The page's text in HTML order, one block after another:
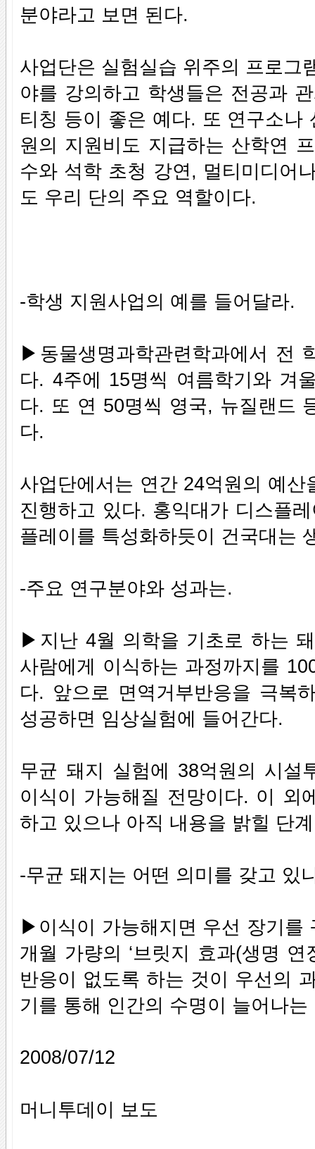
분야라고 보면 된다.
사업단은 실험실습 위주의 프로그
야를 강의하고 학생들은 전공과
티칭 등이 좋은 예다. 또 연구소나
원의 지원비도 지급하는 산학연
수와 석학 초청 강연, 멀티미디어
도 우리 단의 주요 역할이다.
-학생 지원사업의 예를 들어달라.
▶동물생명과학관련학과에서 전
다. 4주에 15명씩 여름학기와 겨
다. 또 연 50명씩 영국, 뉴질랜드
다.
사업단에서는 연간 24억원의 예
진행하고 있다. 홍익대가 디스플
플레이를 특성화하듯이 건국대는
-주요 연구분야와 성과는.
▶지난 4월 의학을 기초로 하는
사람에게 이식하는 과정까지를
다. 앞으로 면역거부반응을 극복
성공하면 임상실험에 들어간다.
무균 돼지 실험에 38억원의 시설
이식이 가능해질 전망이다. 이 외
하고 있으나 아직 내용을 밝힐 단
-무균 돼지는 어떤 의미를 갖고 있
▶이식이 가능해지면 우선 장기를
개월 가량의 ‘브릿지 효과(생명
반응이 없도록 하는 것이 우선의
기를 통해 인간의 수명이 늘어나
2008/07/12
머니투데이 보도